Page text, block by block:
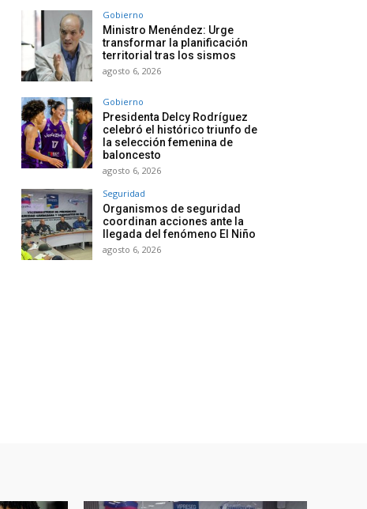
Gobierno
Ministro Menéndez: Urge
transformar la planificación
territorial tras los sismos
agosto 6, 2026
Gobierno
Presidenta Delcy Rodríguez
celebró el histórico triunfo de
la selección femenina de
baloncesto
agosto 6, 2026
Seguridad
Organismos de seguridad
coordinan acciones ante la
llegada del fenómeno El Niño
agosto 6, 2026